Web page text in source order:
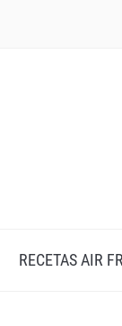
RECETAS AIR